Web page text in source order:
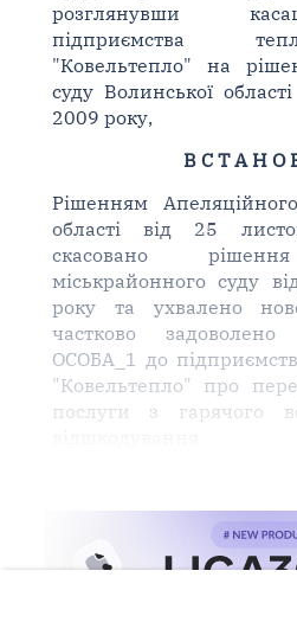
розглянувши
підприємства
"Ковельтепло" на
суду Волинської
2009 року,
В С Т А Н О
Рішенням
області від 25
скасовано
міськрайонного суду
року та ухвалено
частково
ОСОБА_1 до
"Ковельтепло" про
послуги з гарячого